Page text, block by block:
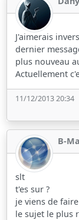
J'aimerais
dernier
plus nouveau
Actuellement
11/12/2013 20:34
B-
slt
t'es sur ?
je viens de
le sujet le plus